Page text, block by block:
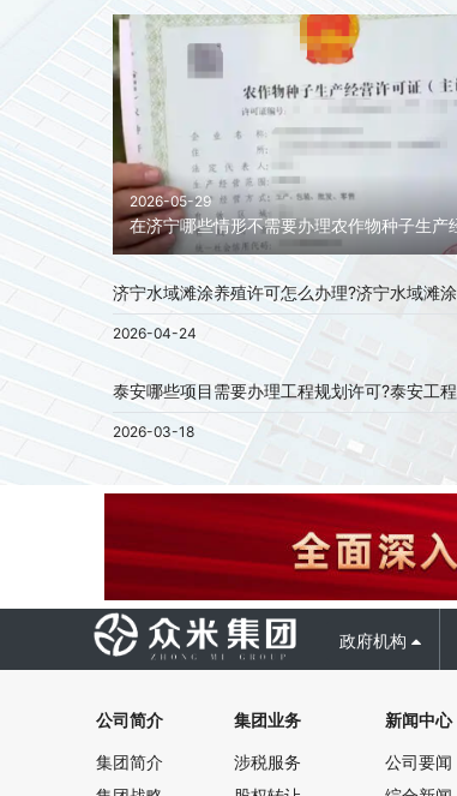
2026-05-29
2026-04-24
2026-03-18
政府机构
公司简介
集团简介
集团业务
涉税服务
新闻中心
公司要闻